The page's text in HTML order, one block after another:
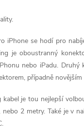
iPhone se hodí pro
je oboustranný
nebo iPadu. Druhý
případně novějším
kabel je tou nejlepší
2 metry. Také je v